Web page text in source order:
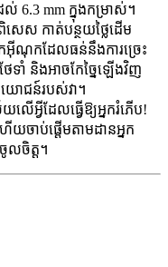
6.3 mm ក្នុងកម្រាស់។
េស កាត់បន្ថយថ្លៃដើម
ណុកដែលធន់នឹងការច្រេះ
ថែទាំ និងអាចកែច្នៃឡើងវិញ
ោជន៍របស់វា។
ើអ្វីដែលធ្វើឱ្យអ្នករំភើប!
ចាប់ផ្តើមតាមដានអ្នក
លចិត្ត។